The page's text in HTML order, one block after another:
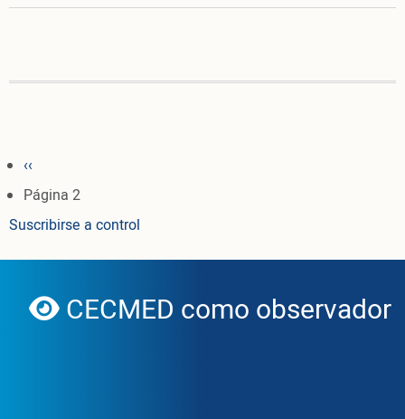
Paginación
Página anterior
‹‹
Página 2
Suscribirse a control
globe
CECMED como observador